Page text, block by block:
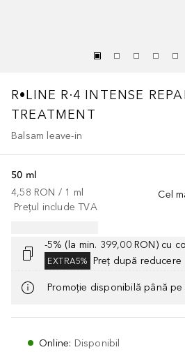
R•LINE R·4 INTENSE
TREATMENT
Balsam leave-in
Cel
50 ml
4,58 RON / 1 ml
Prețul include TVA
-5% (la min. 399,00 RON) cu
EXTRA5% Preț după reducere
Promoție disponibilă până pe
Online: Disponibil